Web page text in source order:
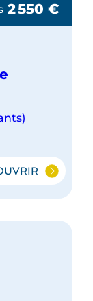
2 550 €
LA
SUD